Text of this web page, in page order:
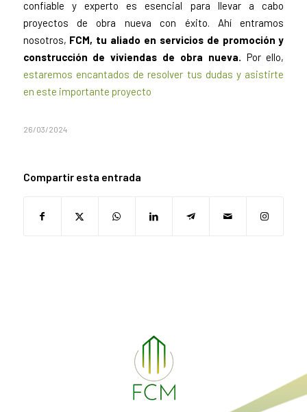
confiable y experto es esencial para llevar a cabo
proyectos de obra nueva con éxito. Ahí entramos
nosotros, FCM, tu aliado en servicios de promoción y
construcción de viviendas de obra nueva. Por ello,
estaremos encantados de resolver tus dudas y asistirte
en este importante proyecto
26/03/2024
Compartir esta entrada